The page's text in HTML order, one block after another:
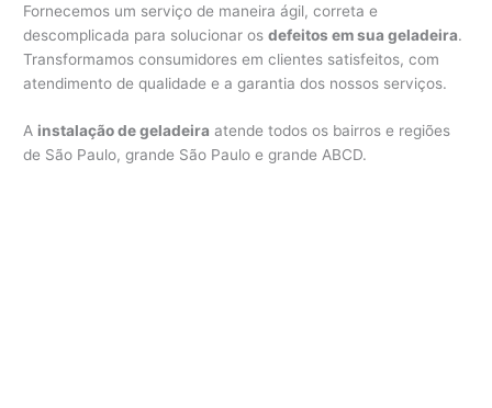
Fornecemos um serviço de maneira ágil, correta e
descomplicada para solucionar osdefeitos em sua geladeira.
Transformamos consumidores em clientes satisfeitos, com
atendimento de qualidade e a garantia dos nossos serviços.
A instalação de geladeira atende todos os bairros e regiões
de São Paulo, grande São Paulo e grande ABCD.